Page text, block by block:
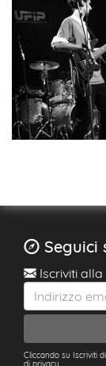
Seguici
Iscriviti
Cliccando su Iscriviti
di privacy